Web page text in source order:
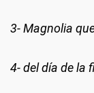
3- Magnolia
4- del día de la